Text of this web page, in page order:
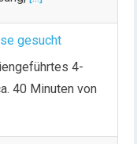
gesucht
4-
40 Minuten von